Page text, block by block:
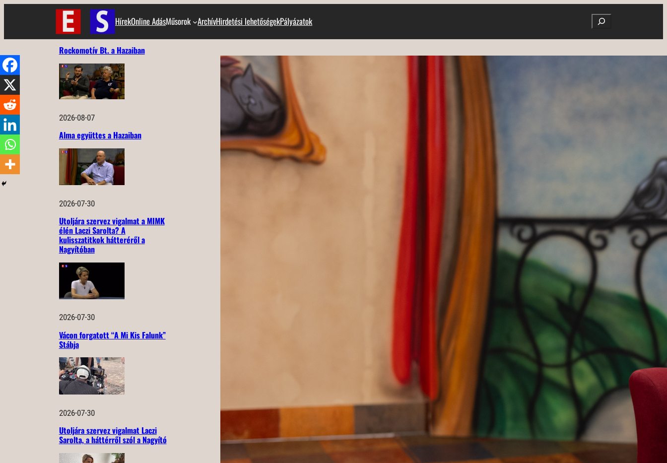
HírekOnline AdásMűsorok ArchívHirdetési lehetőségekPályázatok Search
Rockomotív Bt. a Hazaiban
2026-08-07
Alma együttes a Hazaiban
2026-07-30
Utoljára szervez vigalmat a MIMK
élén Laczi Sarolta? A
kulisszatitkok hátteréről a
Nagyítóban
2026-07-30
Vácon forgatott “A Mi Kis Falunk”
Stábja
2026-07-30
Utoljára szervez vigalmat Laczi
Sarolta, a háttérről szól a Nagyító